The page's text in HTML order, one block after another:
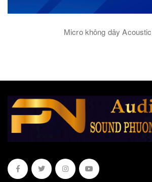
Micro không dây